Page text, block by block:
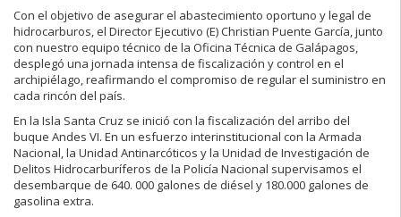
Con el objetivo de asegurar el abastecimiento oportuno y legal de
hidrocarburos, el Director Ejecutivo (E) Christian Puente García, junto
con nuestro equipo técnico de la Oficina Técnica de Galápagos,
desplegó una jornada intensa de fiscalización y control en el
archipiélago, reafirmando el compromiso de regular el suministro en
cada rincón del país.
En la Isla Santa Cruz se inició con la fiscalización del arribo del
buque Andes VI. En un esfuerzo interinstitucional con la Armada
Nacional, la Unidad Antinarcóticos y la Unidad de Investigación de
Delitos Hidrocarburíferos de la Policía Nacional supervisamos el
desembarque de 640. 000 galones de diésel y 180.000 galones de
gasolina extra.